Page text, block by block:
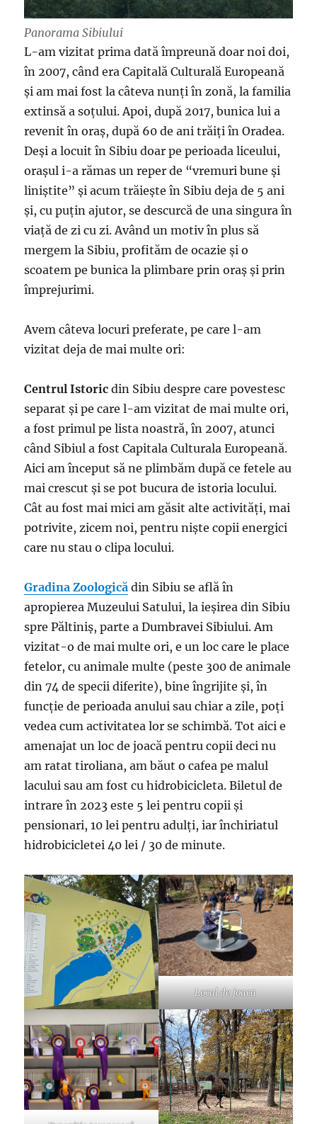
Panorama Sibiului
L-am vizitat prima dată împreună doar noi doi,
în 2007, când era Capitală Culturală Europeană
și am mai fost la câteva nunți în zonă, la familia
extinsă a soțului. Apoi, după 2017, bunica lui a
revenit în oraș, după 60 de ani trăiți în Oradea.
Deși a locuit în Sibiu doar pe perioada liceului,
orașul i-a rămas un reper de “vremuri bune și
liniștite” și acum trăiește în Sibiu deja de 5 ani
și, cu puțin ajutor, se descurcă de una singura în
viață de zi cu zi. Având un motiv în plus să
mergem la Sibiu, profităm de ocazie și o
scoatem pe bunica la plimbare prin oraș și prin
împrejurimi.
Avem câteva locuri preferate, pe care l-am
vizitat deja de mai multe ori:
Centrul Istoric din Sibiu despre care povestesc
separat și pe care l-am vizitat de mai multe ori,
a fost primul pe lista noastră, în 2007, atunci
când Sibiul a fost Capitala Culturala Europeană.
Aici am început să ne plimbăm după ce fetele au
mai crescut și se pot bucura de istoria locului.
Cât au fost mai mici am găsit alte activități, mai
potrivite, zicem noi, pentru niște copii energici
care nu stau o clipa locului.
Gradina Zoologică din Sibiu se află în
apropierea Muzeului Satului, la ieșirea din Sibiu
spre Păltiniș, parte a Dumbravei Sibiului. Am
vizitat-o de mai multe ori, e un loc care le place
fetelor, cu animale multe (peste 300 de animale
din 74 de specii diferite), bine îngrijite și, în
funcție de perioada anului sau chiar a zile, poți
vedea cum activitatea lor se schimbă. Tot aici e
amenajat un loc de joacă pentru copii deci nu
am ratat tiroliana, am băut o cafea pe malul
lacului sau am fost cu hidrobicicleta. Biletul de
intrare în 2023 este 5 lei pentru copii și
pensionari, 10 lei pentru adulți, iar închiriatul
hidrobicicletei 40 lei / 30 de minute.
Locul de joaca